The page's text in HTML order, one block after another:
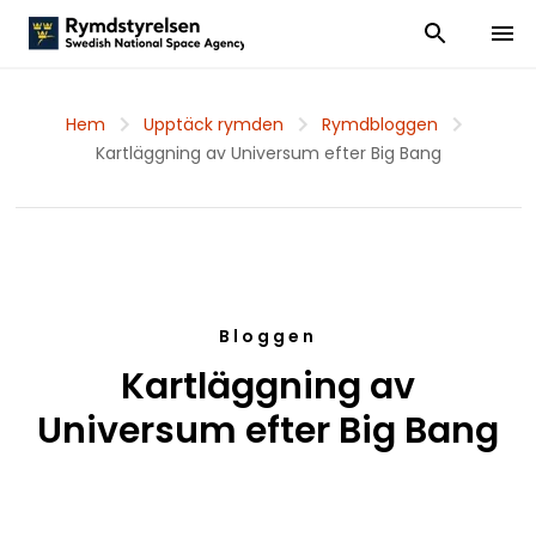
Visa och dölj
Visa
Hem Upptäck rymden
Rymdbloggen
Kartläggning av Universum efter Big Bang
Bloggen
Kartläggning av
Universum efter Big Bang